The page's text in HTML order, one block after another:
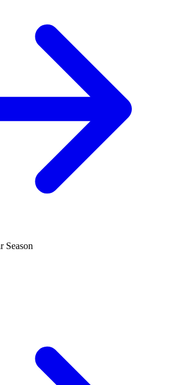
Season